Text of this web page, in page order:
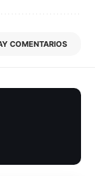
COMENTARIOS